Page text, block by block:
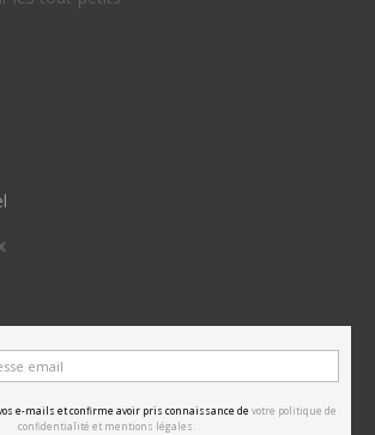
e-mails et confirme avoir pris connaissance de votre politique de
confidentialité et mentions légales.